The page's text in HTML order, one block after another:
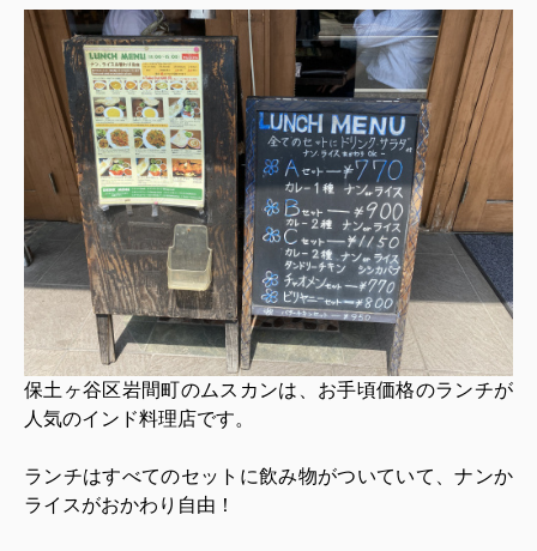
保土ヶ谷区岩間町のムスカンは、お手頃価格のランチが
人気のインド料理店です。
ランチはすべてのセットに飲み物がついていて、ナンか
ライスがおかわり自由！